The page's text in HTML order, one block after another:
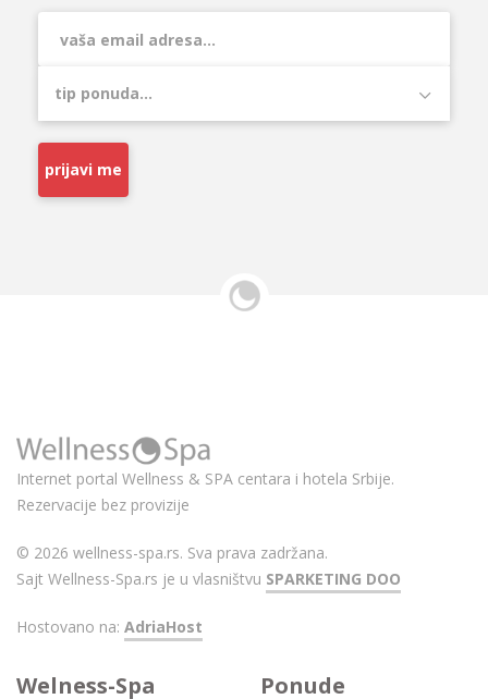
prijavi me
Internet portal Wellness & SPA centara i hotela Srbije.
Rezervacije bez provizije
© 2026 wellness-spa.rs. Sva prava zadržana.
Sajt Wellness-Spa.rs je u vlasništvu SPARKETING DOO
Hostovano na: AdriaHost
Welness-Spa Ponude